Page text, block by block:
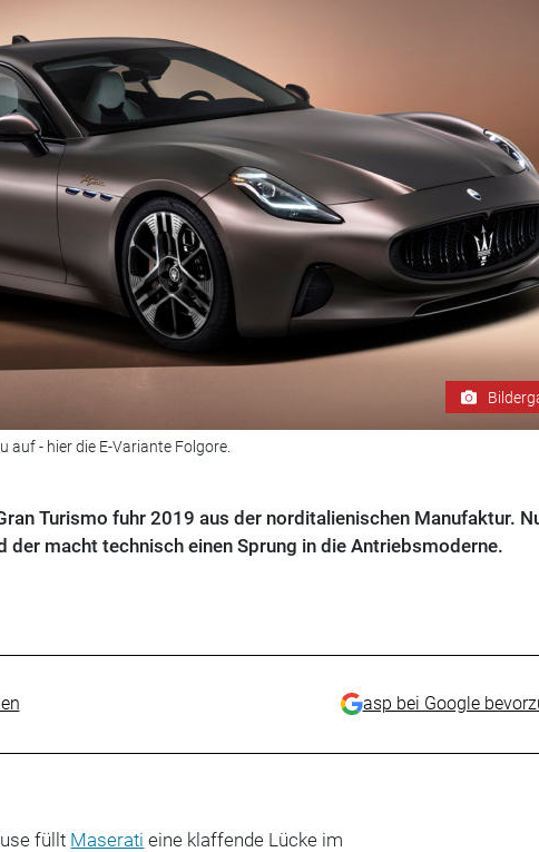
auf - hier die E-Variante Folgore.
Turismo fuhr 2019 aus der norditalienischen Manufaktur.
der macht technisch einen Sprung in die Antriebsmoderne.
asp bei Google
füllt Maserati eine klaffende Lücke im